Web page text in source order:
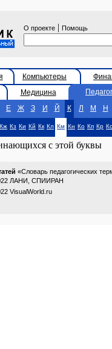
О проекте | Помощь
Компьютеры
Медицина
Е Ж З И Й К Л М Н
Кж Кз Ки Кй Кк Кл Км Кн Ко Кп Кр Кс
с этой буквы
«Словарь педагогических
ЛАНИ, СПИИРАН
VisualWorld.ru